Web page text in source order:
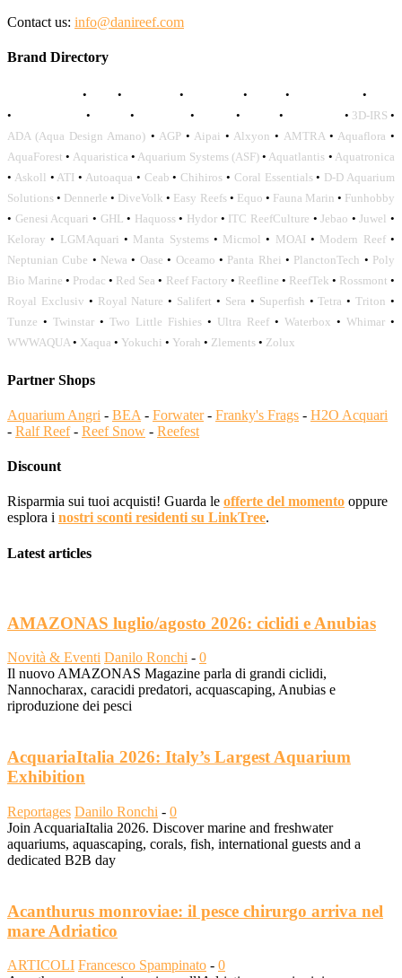
Contact us: info@danireef.com
Brand Directory
• • • • • •
•
• • • • • • 3D-IRS •
ADA (Aqua Design Amano) • AGP• Aipai • Alxyon • AMTRA• Aquaflora •
AquaForest • Aquaristica • Aquarium Systems (ASF)• Aquatlantis • Aquatronica
• Askoll • ATI • Autoaqua • Ceab • Chihiros • Coral Essentials• D-D Aquarium
Solutions • Dennerle • DiveVolk • Easy Reefs• Equo • Fauna Marin • Funhobby
• Genesi Acquari • GHL • Haquoss• Hydor • ITC ReefCulture •Jebao •Juwel •
Keloray • LGMAquari • Manta Systems• Micmol • MOAI • Modern Reef•
Neptunian Cube • Newa • Oase • Oceamo • Panta Rhei • PlanctonTech • Poly
Bio Marine • Prodac • Red Sea • Reef Factory • Reefline • ReefTek • Rossmont •
Royal Exclusiv • Royal Nature • Salifert • Sera • Superfish •Tetra •Triton •
Tunze • Twinstar • Two Little Fishies • Ultra Reef • Waterbox • Whimar •
WWWAQUA• Xaqua • Yokuchi • Yorah • Zlements • Zolux
Partner Shops
Aquarium Angri - BEA - Forwater- Franky's Frags - H2O Acquari
- Ralf Reef- Reef Snow - Reefest
Discount
Risparmia sui tuoi acquisti! Guarda le offerte del momento oppure
esplora i nostri sconti residenti su LinkTree.
Latest articles
AMAZONAS luglio/agosto 2026: ciclidi e Anubias
Novità & Eventi Danilo Ronchi - 0
Il nuovo AMAZONAS Magazine parla di grandi ciclidi,
Nannocharax, caracidi predatori, acquascaping, Anubias e
riproduzione dei pesci
AcquariaItalia 2026: Italy’s Largest Aquarium
Exhibition
Reportages Danilo Ronchi - 0
Join AcquariaItalia 2026. Discover marine and freshwater
aquariums, aquascaping, corals, fish, international guests and a
dedicated B2B day
Acanthurus monroviae: il pesce chirurgo arriva nel
mare Adriatico
ARTICOLI Francesco Spampinato - 0